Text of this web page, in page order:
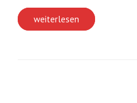
weiterlesen